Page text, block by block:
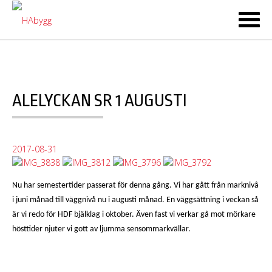
to
ALELYCKAN SR 1 AUGUSTI
2017-08-31
Nu har semestertider passerat för denna gång. Vi har gått från marknivå
i juni månad till väggnivå nu i augusti månad. En väggsättning i veckan så
är vi redo för HDF bjälklag i oktober. Även fast vi verkar gå mot mörkare
hösttider njuter vi gott av ljumma sensommarkvällar.